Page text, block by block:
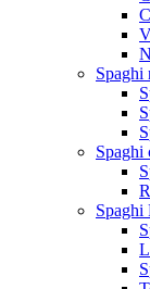
Spaghi
Spaghi
Spaghi